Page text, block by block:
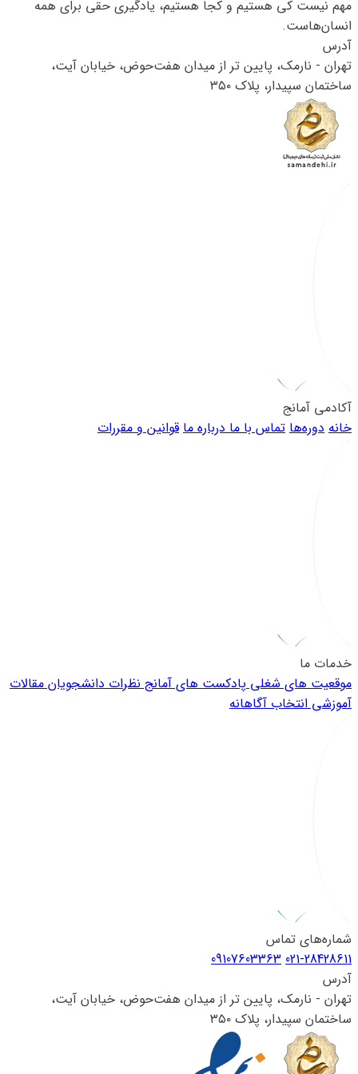
مهم نیست کی هستیم و کجا هستیم، یادگیری حقی برای همه
انسان‌هاست.
آدرس
تهران - نارمک، پایین تر از میدان هفت‌حوض، خیابان آیت،
ساختمان سپیدار، پلاک ۳۵۰
آکادمی آمانج
خانه دوره‌ها تماس با مادرباره ما قوانین و مقررات
خدمات ما
موقعیت های شغلیپادکست های آمانجنظرات دانشجویانمقالات
آموزشیانتخاب آگاهانه
شماره‌های تماس
021-28428611
09107603363
آدرس
تهران - نارمک، پایین تر از میدان هفت‌حوض، خیابان آیت،
ساختمان سپیدار، پلاک ۳۵۰